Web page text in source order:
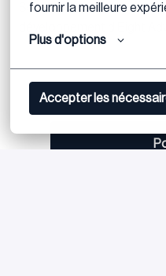
fournir la meilleure
Plus d'options
Accepter les
Senior qui souhaitera